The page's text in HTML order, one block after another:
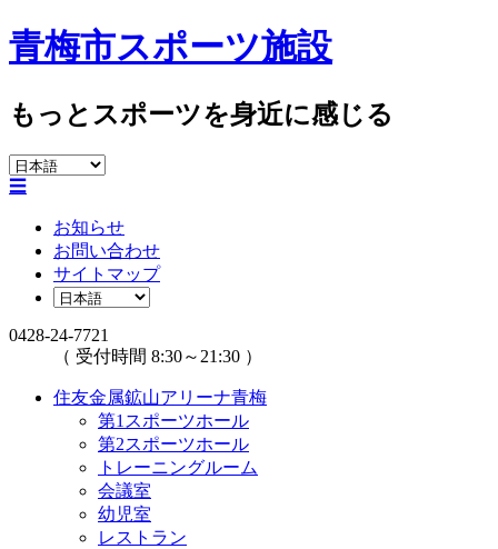
青梅市スポーツ施設
もっとスポーツを身近に感じる
☰
お知らせ
お問い合わせ
サイトマップ
0428-24-7721
（ 受付時間 8:30～21:30 ）
住友金属鉱山アリーナ青梅
第1スポーツホール
第2スポーツホール
トレーニングルーム
会議室
幼児室
レストラン